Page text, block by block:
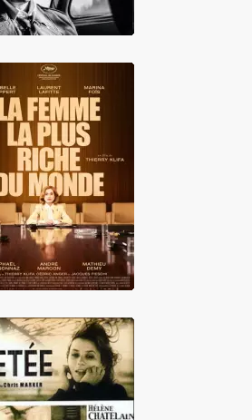
La Femme la plus
riche du monde